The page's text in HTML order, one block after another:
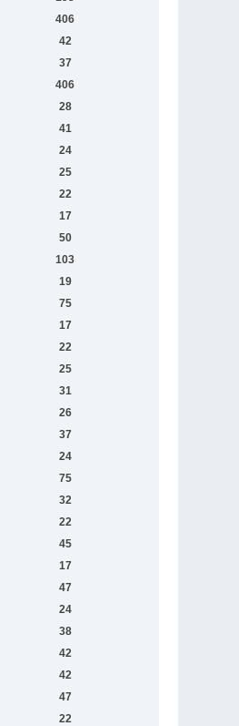
406
42
37
406
28
41
24
25
22
17
50
103
19
75
17
22
25
31
26
37
24
75
32
22
45
17
47
24
38
42
42
47
22